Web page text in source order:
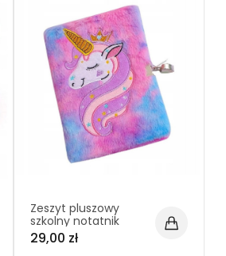
Zeszyt pluszowy
szkolny notatnik
zamykany na kłódkę
w linię A5
29,00 zł